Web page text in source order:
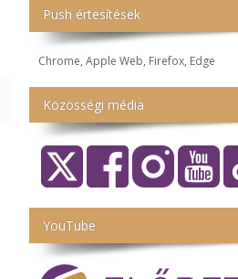
Push értesítések
Chrome, Apple Web, Firefox, Edge
Közösségi média
YouTube